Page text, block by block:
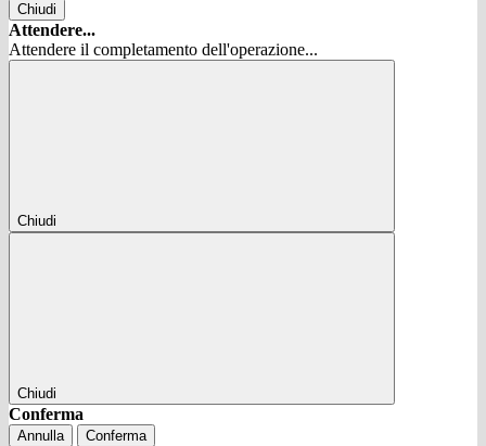
Chiudi
Attendere...
Attendere il completamento dell'operazione...
Chiudi
Chiudi
Conferma
Annulla Conferma